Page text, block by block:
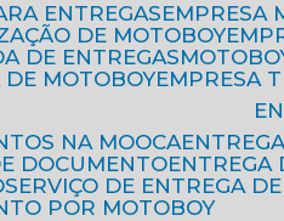
ENTREGAS
DE MOTOBOY
DE ENTREGAS
DE MOTOBOY
EMPRESA
NA MOOCA
DOCUMENTO
SERVIÇO DE ENTREGA
POR MOTOBOY